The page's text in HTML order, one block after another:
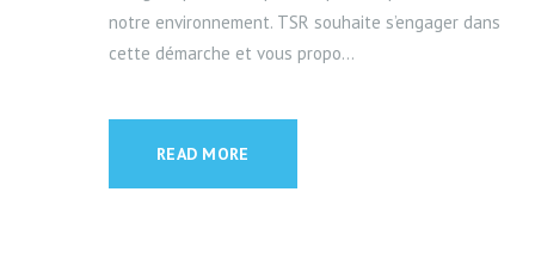
notre environnement. TSR souhaite s’engager dans
cette démarche et vous propo...
READ MORE